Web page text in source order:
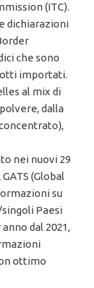
(ITC).
dichiarazioni
che sono
importati.
al mix di
dalla
concentrato),
nei nuovi 29
(Global
su
Paesi
dal 2021,
ottimo